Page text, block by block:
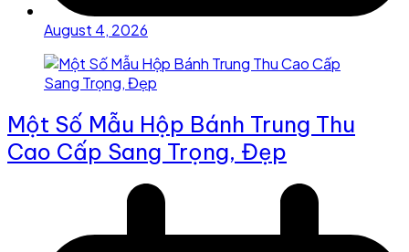
August 4, 2026
Một Số Mẫu Hộp Bánh Trung Thu
Cao Cấp Sang Trọng, Đẹp